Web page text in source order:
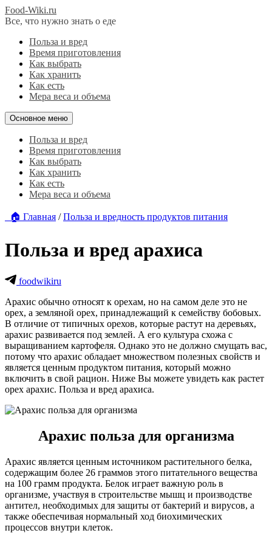
Food-Wiki.ru
Все, что нужно знать о еде
Польза и вред
Время приготовления
Как выбрать
Как хранить
Как есть
Мера веса и объема
Основное меню
Польза и вред
Время приготовления
Как выбрать
Как хранить
Как есть
Мера веса и объема
🏠 Главная /Польза и вредность продуктов питания
Польза и вред арахиса
foodwikiru
Арахис обычно относят к орехам, но на самом деле это не
орех, а земляной орех, принадлежащий к семейству бобовых.
В отличие от типичных орехов, которые растут на деревьях,
арахис развивается под землей. А его культура схожа с
выращиванием картофеля. Однако это не должно смущать вас,
потому что арахис обладает множеством полезных свойств и
является ценным продуктом питания, который можно
включить в свой рацион. Ниже Вы можете увидеть как растет
орех арахис. Польза и вред арахиса.
Арахис польза для организма
Арахис является ценным источником растительного белка,
содержащим более 26 граммов этого питательного вещества
на 100 грамм продукта. Белок играет важную роль в
организме, участвуя в строительстве мышц и производстве
антител, необходимых для защиты от бактерий и вирусов, а
также обеспечивая нормальный ход биохимических
процессов внутри клеток.